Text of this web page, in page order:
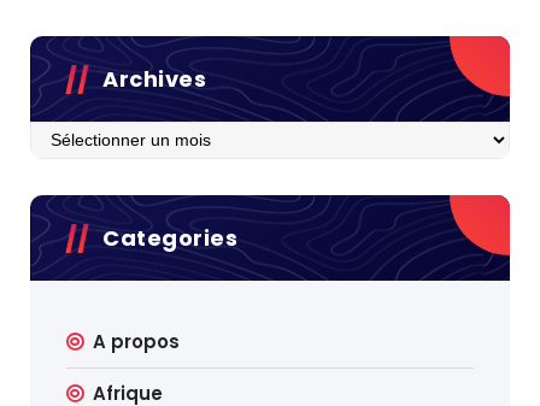
Archives
Archives
Categories
A propos
Afrique